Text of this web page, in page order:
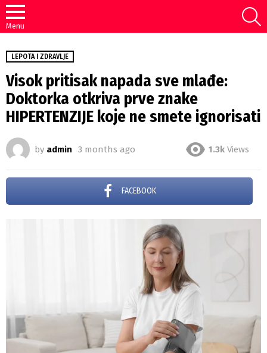
Menu
LEPOTA I ZDRAVLJE
Visok pritisak napada sve mlađe:
Doktorka otkriva prve znake
HIPERTENZIJE koje ne smete ignorisati
by admin 3 months ago 1.3k Views
FACEBOOK